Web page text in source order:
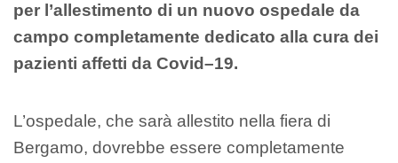
per l’allestimento di un nuovo ospedale da
campo completamente dedicato alla cura dei
pazienti affetti da Covid–19.
L’ospedale, che sarà allestito nella fiera di
Bergamo, dovrebbe essere completamente